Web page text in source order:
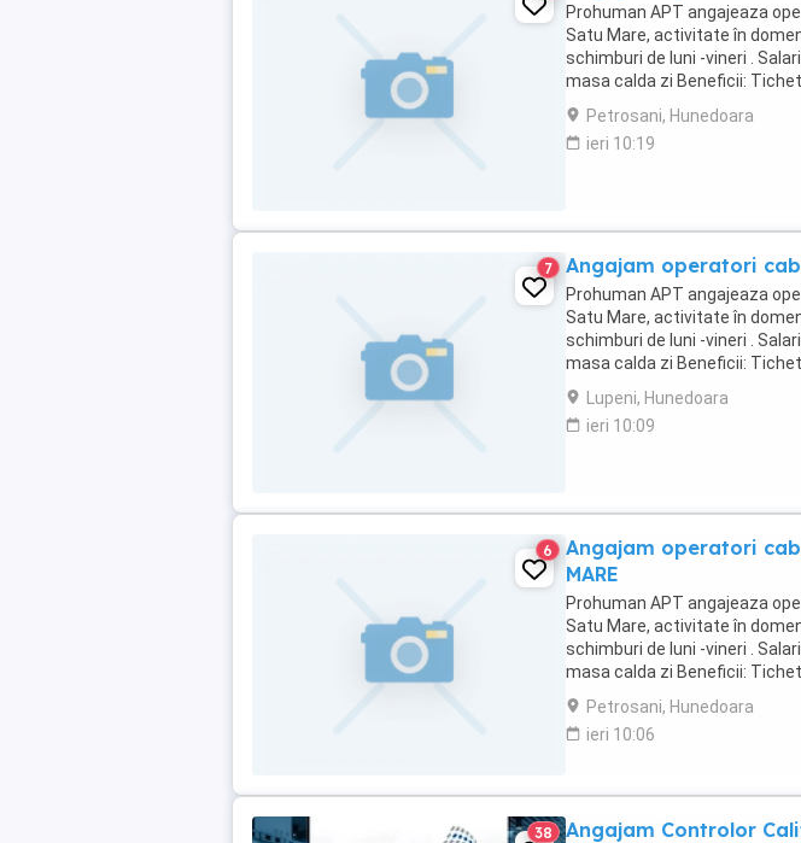
Prohuman APT angajeaza
Satu Mare, activitate în
schimburi de luni -vineri .
masa calda zi Beneficii:
Spor de noapte ...
Petrosani, Hunedoara
ieri 10:19
7 Angajam operatori
Prohuman APT angajeaza
Satu Mare, activitate în
schimburi de luni -vineri .
masa calda zi Beneficii:
Spor de noapte ...
Lupeni, Hunedoara
ieri 10:09
6
Angajam operatori
MARE
Prohuman APT angajeaza
Satu Mare, activitate în
schimburi de luni -vineri .
masa calda zi Beneficii:
Spor de noapte ...
Petrosani, Hunedoara
ieri 10:06
38 Angajam Controlor